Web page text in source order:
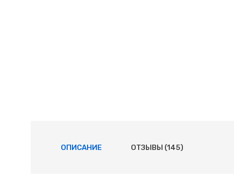
ОПИСАНИЕ ОТЗЫВЫ (145)